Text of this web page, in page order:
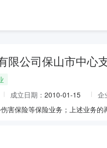
限公司保山市中心
成立日期： 2010-01-15 企